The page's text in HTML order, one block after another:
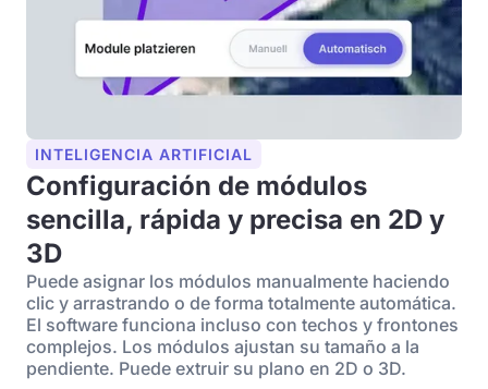
INTELIGENCIA ARTIFICIAL
Configuración de módulos
sencilla, rápida y precisa en 2D y
3D
Puede asignar los módulos manualmente haciendo
clic y arrastrando o de forma totalmente automática.
El software funciona incluso con techos y frontones
complejos. Los módulos ajustan su tamaño a la
pendiente. Puede extruir su plano en 2D o 3D.